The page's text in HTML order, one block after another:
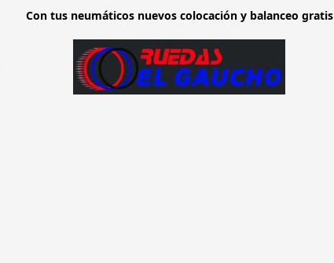
Con tus neumáticos nuevos colocación y balanceo gratis